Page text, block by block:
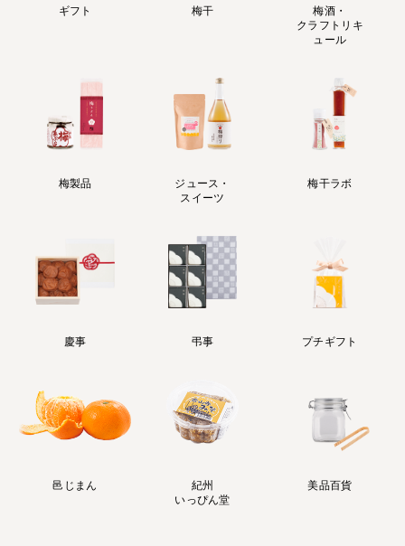
ギフト 梅干
梅酒・
クラフトリキ
ュール
梅製品
ジュース・
スイーツ
梅干ラボ
慶事 弔事 プチギフト
邑じまん
紀州
いっぴん堂
美品百貨